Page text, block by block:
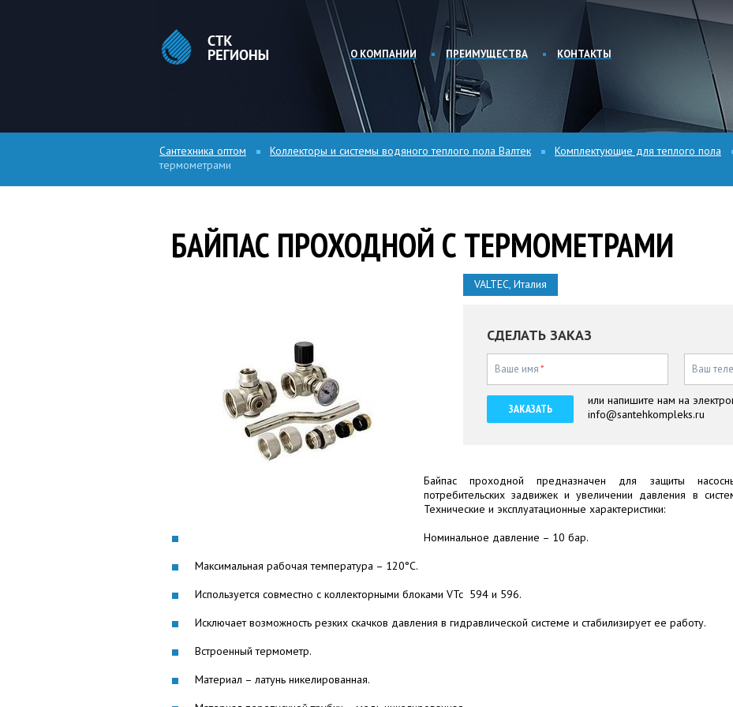
О КОМПАНИИ ПРЕИМУЩЕСТВА КОНТАКТЫ
Сантехника оптом Коллекторы и системы водяного теплого пола Валтек Комплектующие для теплого пола
термометрами
БАЙПАС ПРОХОДНОЙ С ТЕРМОМЕТРАМИ
VALTEC, Италия
СДЕЛАТЬ ЗАКАЗ
Ваше имя* Ваш
ЗАКАЗАТЬ
или напишите нам на
info@santehkompleks.ru
Байпас проходной предназначен для защиты
потребительских задвижек и увеличении давления в
Технические и эксплуатационные характеристики:
Номинальное давление – 10 бар.
Максимальная рабочая температура – 120°С.
Используется совместно с коллекторными блоками VTc 594 и 596.
Исключает возможность резких скачков давления в гидравлической системе и стабилизирует ее работу.
Встроенный термометр.
Материал – латунь никелированная.